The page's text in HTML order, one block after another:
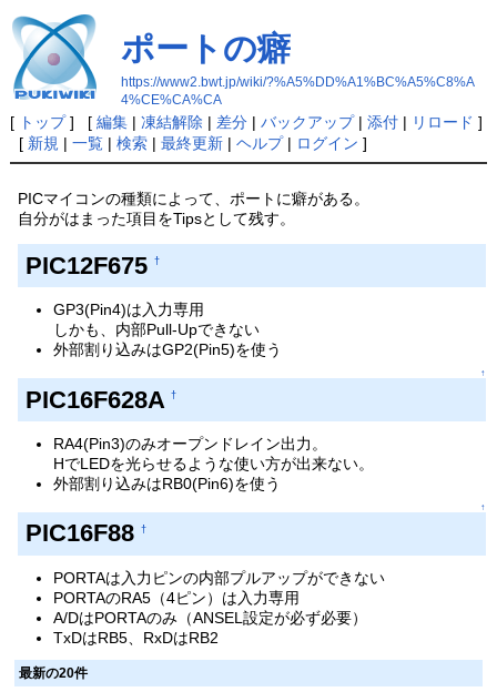
ポートの癖
https://www2.bwt.jp/wiki/?%A5%DD%A1%BC%A5%C8%A
4%CE%CA%CA
[ トップ] [ 編集| 凍結解除 | 差分| バックアップ| 添付| リロード ]
[ 新規 | 一覧| 検索| 最終更新| ヘルプ| ログイン ]
PICマイコンの種類によって、ポートに癖がある。
自分がはまった項目をTipsとして残す。
PIC12F675 †
GP3(Pin4)は入力専用
しかも、内部Pull-Upできない
外部割り込みはGP2(Pin5)を使う
↑
PIC16F628A †
RA4(Pin3)のみオープンドレイン出力。
HでLEDを光らせるような使い方が出来ない。
外部割り込みはRB0(Pin6)を使う
↑
PIC16F88 †
PORTAは入力ピンの内部プルアップができない
PORTAのRA5（4ピン）は入力専用
A/DはPORTAのみ（ANSEL設定が必ず必要）
TxDはRB5、RxDはRB2
最新の20件